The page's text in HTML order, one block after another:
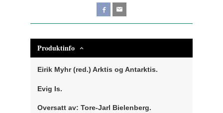
Produktinfo
Eirik Myhr (red.) Arktis og Antarktis.
Evig Is.
Oversatt av: Tore-Jarl Bielenberg.